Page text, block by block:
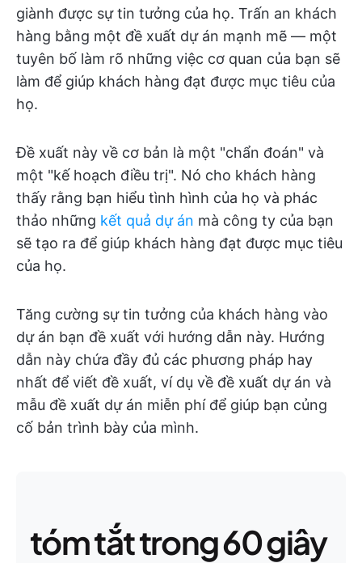
giành được sự tin tưởng của họ. Trấn an khách
hàng bằng một đề xuất dự án mạnh mẽ — một
tuyên bố làm rõ những việc cơ quan của bạn sẽ
làm để giúp khách hàng đạt được mục tiêu của
họ.
Đề xuất này về cơ bản là một "chẩn đoán" và
một "kế hoạch điều trị". Nó cho khách hàng
thấy rằng bạn hiểu tình hình của họ và phác
thảo những kết quả dự án mà công ty của bạn
sẽ tạo ra để giúp khách hàng đạt được mục tiêu
của họ.
Tăng cường sự tin tưởng của khách hàng vào
dự án bạn đề xuất với hướng dẫn này. Hướng
dẫn này chứa đầy đủ các phương pháp hay
nhất để viết đề xuất, ví dụ về đề xuất dự án và
mẫu đề xuất dự án miễn phí để giúp bạn củng
cố bản trình bày của mình.
tóm tắt trong 60 giây